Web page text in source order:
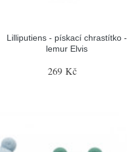
Lilliputiens - pískací chrastítko -
lemur Elvis
269 Kč